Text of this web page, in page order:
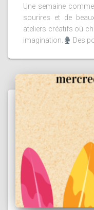
Une semaine
sourires et de
ateliers créatifs où
imagination.
Des